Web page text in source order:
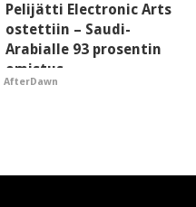
Pelijätti Electronic Arts
ostettiin – Saudi-
Arabialle 93 prosentin
omistus
AfterDawn